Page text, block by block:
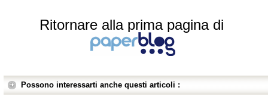
Ritornare alla prima pagina di
Possono interessarti anche questi articoli :